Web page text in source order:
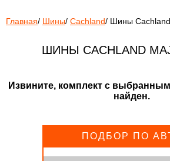
Главная/ Шины/ Cachland/ Шины
ШИНЫ CACHLAND
Извините, комплект с
найден.
ПОДБОР ПО